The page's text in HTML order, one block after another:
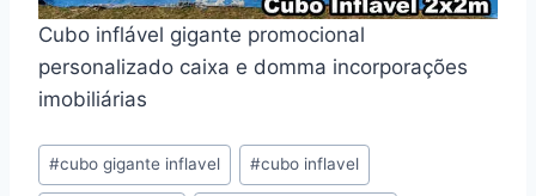
Cubo inflável gigante promocional
personalizado caixa e domma incorporações
imobiliárias
Tags
do
#cubo gigante inflavel #cubo inflavel